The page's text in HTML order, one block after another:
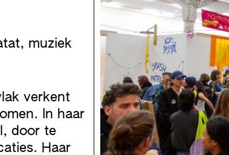
muziek
verkent
In haar
door te
Haar